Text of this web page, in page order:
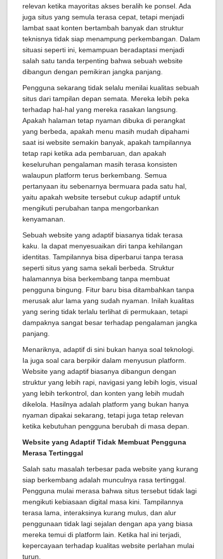
relevan ketika mayoritas akses beralih ke ponsel. Ada
juga situs yang semula terasa cepat, tetapi menjadi
lambat saat konten bertambah banyak dan struktur
teknisnya tidak siap menampung perkembangan. Dalam
situasi seperti ini, kemampuan beradaptasi menjadi
salah satu tanda terpenting bahwa sebuah website
dibangun dengan pemikiran jangka panjang.
Pengguna sekarang tidak selalu menilai kualitas sebuah
situs dari tampilan depan semata. Mereka lebih peka
terhadap hal-hal yang mereka rasakan langsung.
Apakah halaman tetap nyaman dibuka di perangkat
yang berbeda, apakah menu masih mudah dipahami
saat isi website semakin banyak, apakah tampilannya
tetap rapi ketika ada pembaruan, dan apakah
keseluruhan pengalaman masih terasa konsisten
walaupun platform terus berkembang. Semua
pertanyaan itu sebenarnya bermuara pada satu hal,
yaitu apakah website tersebut cukup adaptif untuk
mengikuti perubahan tanpa mengorbankan
kenyamanan.
Sebuah website yang adaptif biasanya tidak terasa
kaku. Ia dapat menyesuaikan diri tanpa kehilangan
identitas. Tampilannya bisa diperbarui tanpa terasa
seperti situs yang sama sekali berbeda. Struktur
halamannya bisa berkembang tanpa membuat
pengguna bingung. Fitur baru bisa ditambahkan tanpa
merusak alur lama yang sudah nyaman. Inilah kualitas
yang sering tidak terlalu terlihat di permukaan, tetapi
dampaknya sangat besar terhadap pengalaman jangka
panjang.
Menariknya, adaptif di sini bukan hanya soal teknologi.
Ia juga soal cara berpikir dalam menyusun platform.
Website yang adaptif biasanya dibangun dengan
struktur yang lebih rapi, navigasi yang lebih logis, visual
yang lebih terkontrol, dan konten yang lebih mudah
dikelola. Hasilnya adalah platform yang bukan hanya
nyaman dipakai sekarang, tetapi juga tetap relevan
ketika kebutuhan pengguna berubah di masa depan.
Website yang Adaptif Tidak Membuat Pengguna
Merasa Tertinggal
Salah satu masalah terbesar pada website yang kurang
siap berkembang adalah munculnya rasa tertinggal.
Pengguna mulai merasa bahwa situs tersebut tidak lagi
mengikuti kebiasaan digital masa kini. Tampilannya
terasa lama, interaksinya kurang mulus, dan alur
penggunaan tidak lagi sejalan dengan apa yang biasa
mereka temui di platform lain. Ketika hal ini terjadi,
kepercayaan terhadap kualitas website perlahan mulai
turun.